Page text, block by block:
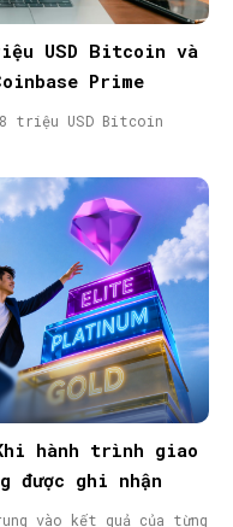
USD Bitcoin và
Prime
triệu USD Bitcoin
hành trình giao
ghi nhận
vào kết quả của từng